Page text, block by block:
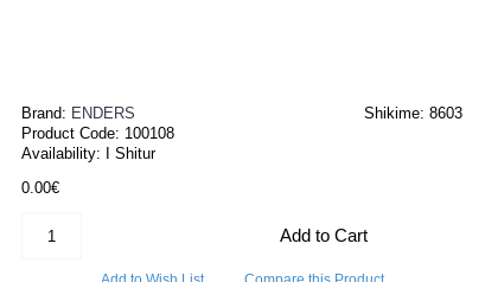
Shikime: 8603
Brand: ENDERS
Product Code: 100108
Availability:
I Shitur
0.00€
Add to Cart